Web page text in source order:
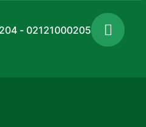
02121000205 - 02121000204